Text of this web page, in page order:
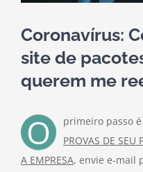
Coronavírus:
site de
querem me
O primeiro passo é
PROVAS DE
A EMPRESA, envie e-mail